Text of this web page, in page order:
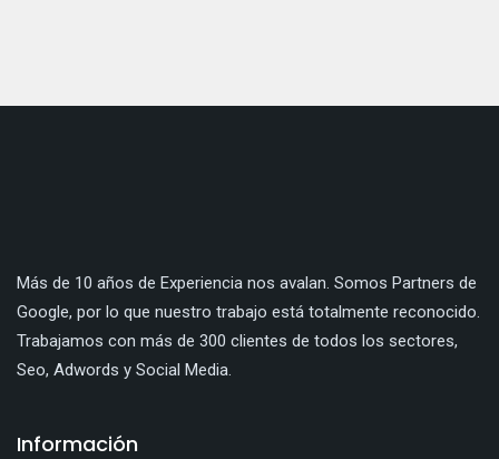
Más de 10 años de Experiencia nos avalan. Somos Partners de
Google, por lo que nuestro trabajo está totalmente reconocido.
Trabajamos con más de 300 clientes de todos los sectores,
Seo, Adwords y Social Media.
Información